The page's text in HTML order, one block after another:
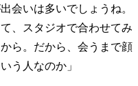
品
クストステージ
会いは多いでしょうね。
、スタジオで合わせてみ
ら。だから、会うまで顔
う人なのか」